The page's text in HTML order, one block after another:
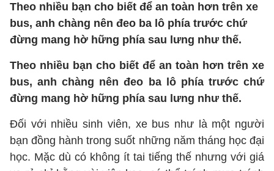
Theo nhiều bạn cho biết để an toàn hơn trên xe
bus, anh chàng nên đeo ba lô phía trước chứ
đừng mang hờ hững phía sau lưng như thế.
Theo nhiều bạn cho biết để an toàn hơn trên xe
bus, anh chàng nên đeo ba lô phía trước chứ
đừng mang hờ hững phía sau lưng như thế.
Đối với nhiều sinh viên, xe bus như là một người
bạn đồng hành trong suốt những năm tháng học đại
học. Mặc dù có không ít tai tiếng thế nhưng với giá